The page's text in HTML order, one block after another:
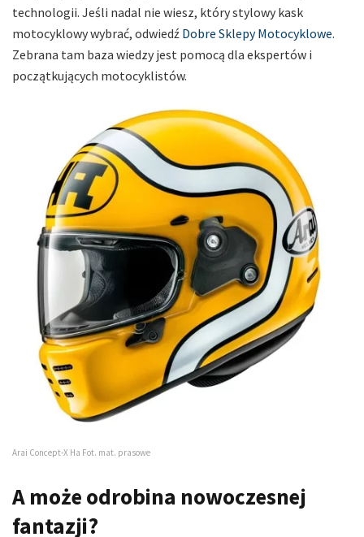
technologii. Jeśli nadal nie wiesz, który stylowy kask
motocyklowy wybrać, odwiedź Dobre Sklepy Motocyklowe.
Zebrana tam baza wiedzy jest pomocą dla ekspertów i
początkujących motocyklistów.
Arai Concept-X Ha Fot. mat. prasowe
A może odrobina nowoczesnej
fantazji?